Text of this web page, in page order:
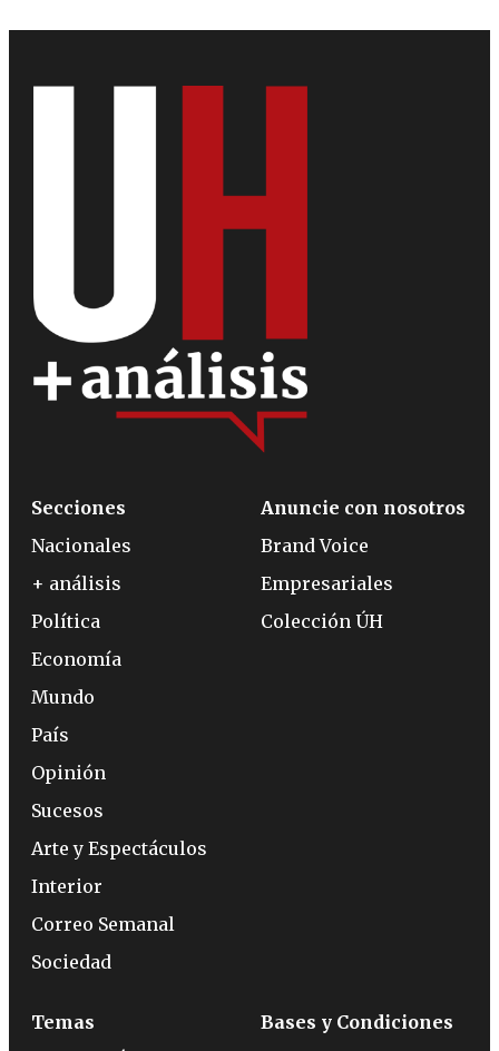
Secciones
Nacionales
+ análisis
Política
Economía
Mundo
País
Opinión
Sucesos
Arte y Espectáculos
Interior
Correo Semanal
Sociedad
Anuncie con nosotros
Brand Voice
Empresariales
Colección ÚH
Temas
Bases y Condiciones